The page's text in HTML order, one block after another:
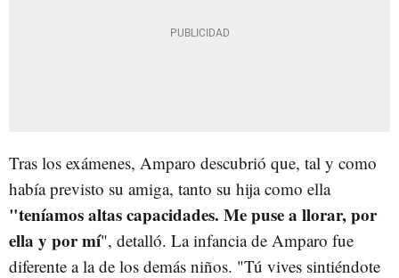
Tras los exámenes, Amparo descubrió que, tal y como
había previsto su amiga, tanto su hija como ella
"teníamos altas capacidades. Me puse a llorar, por
ella y por mí", detalló. La infancia de Amparo fue
diferente a la de los demás niños. "Tú vives sintiéndote